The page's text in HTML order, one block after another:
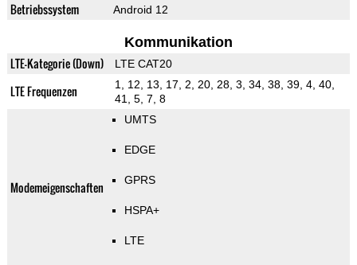
Betriebssystem Android 12
Kommunikation
LTE-Kategorie (Down) LTE CAT20
LTE Frequenzen
1, 12, 13, 17, 2, 20, 28, 3, 34, 38, 39, 4, 40,
41, 5, 7, 8
Modemeigenschaften
UMTS
EDGE
GPRS
HSPA+
LTE